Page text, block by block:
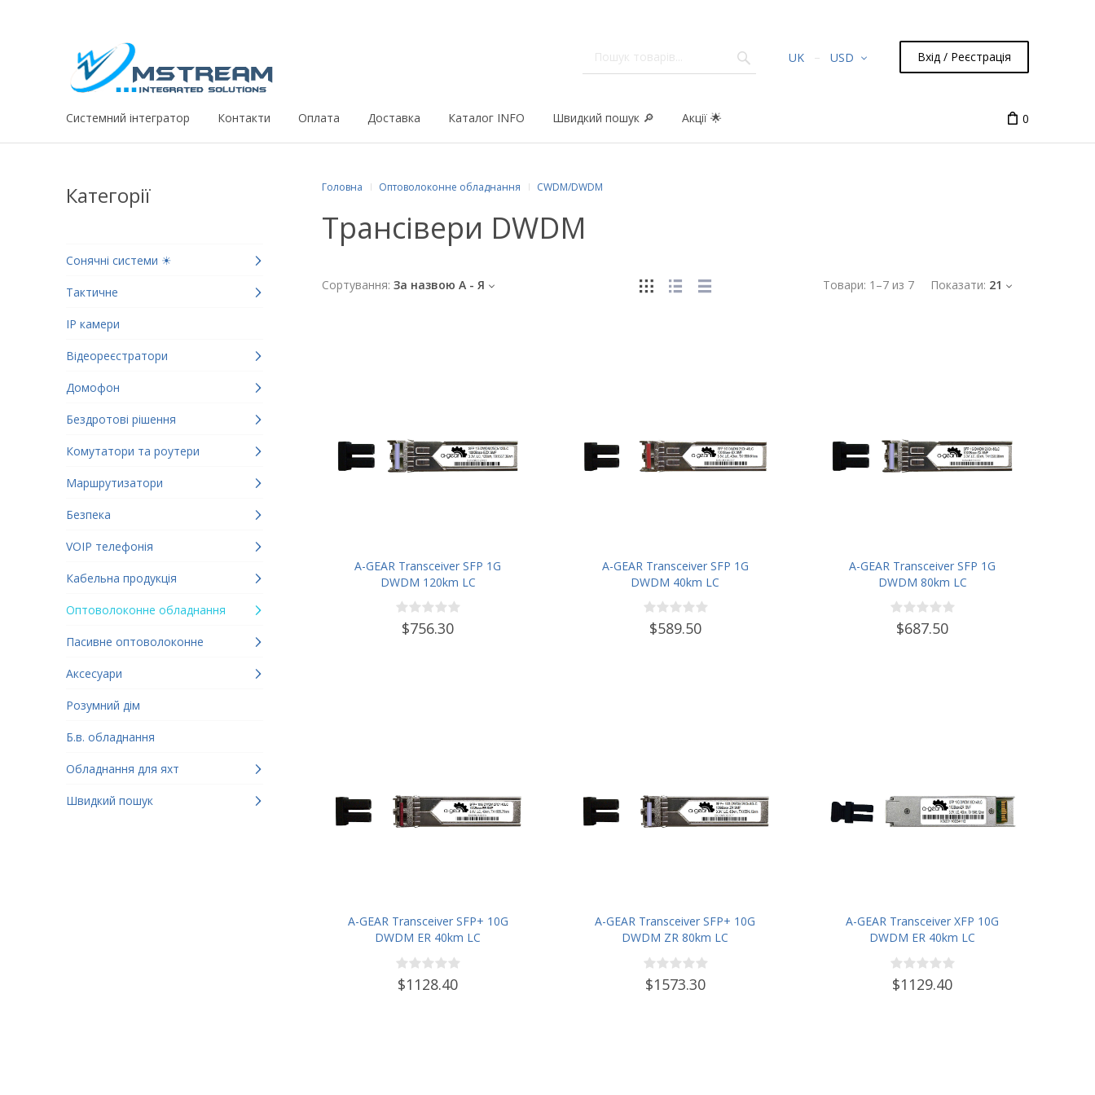
UK USD Вхід / Реєстрація
Системний iнтегратор Контакти Оплата Доставка Каталог INFO Швидкий пошук 🔎 Акції 🌟 0
Категорії
Сонячні системи ☀
Тактичне
IP камери
Відеореєстратори
Домофон
Бездротові рішення
Комутатори та роутери
Маршрутизатори
Безпека
VOIP телефонія
Кабельна продукція
Оптоволоконне обладнання
Пасивне оптоволоконне
Аксесуари
Розумний дім
Б.в. обладнання
Обладнання для яхт
Швидкий пошук
Головна Оптоволоконне обладнання CWDM/DWDM
Трансівери DWDM
Товари: 1 –7 из 7 Показати: 21
Сортування: За назвою А - Я
A-GEAR Transceiver SFP 1G
DWDM 120km LC
$756.30
A-GEAR Transceiver SFP 1G
DWDM 40km LC
$589.50
A-GEAR Transceiver SFP 1G
DWDM 80km LC
$687.50
A-GEAR Transceiver SFP+ 10G
DWDM ER 40km LC
$1128.40
A-GEAR Transceiver SFP+ 10G
DWDM ZR 80km LC
$1573.30
A-GEAR Transceiver XFP 10G
DWDM ER 40km LC
$1129.40